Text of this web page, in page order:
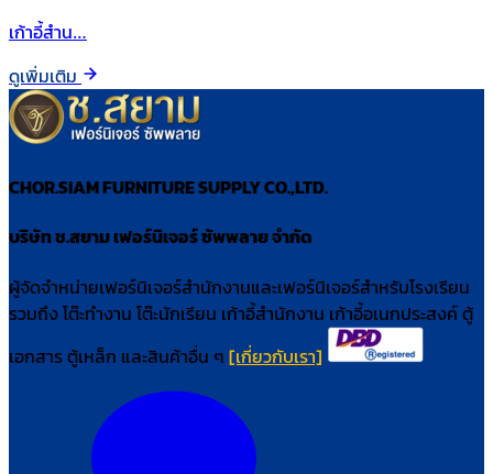
เก้าอี้สำน…
ดูเพิ่มเติม
CHOR.SIAM FURNITURE SUPPLY CO.,LTD.
บริษัท ช.สยาม เฟอร์นิเจอร์ ซัพพลาย จำกัด
ผู้จัดจำหน่ายเฟอร์นิเจอร์สำนักงานและเฟอร์นิเจอร์สำหรับโรงเรียน
รวมถึง โต๊ะทำงาน โต๊ะนักเรียน เก้าอี้สำนักงาน เก้าอี้อเนกประสงค์ ตู้
เอกสาร ตู้เหล็ก และสินค้าอื่น ๆ [เกี่ยวกับเรา]